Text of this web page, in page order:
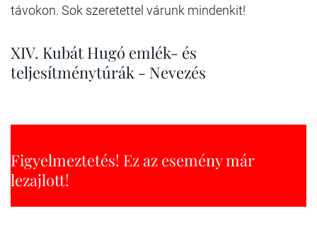
távokon. Sok szeretettel várunk mindenkit!
XIV. Kubát Hugó emlék- és
teljesítménytúrák - Nevezés
Figyelmeztetés! Ez az esemény már
lezajlott!